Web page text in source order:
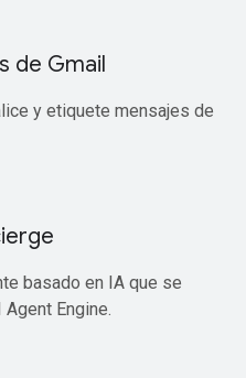
de Gmail
y etiquete mensajes de
basado en IA que se
Engine.